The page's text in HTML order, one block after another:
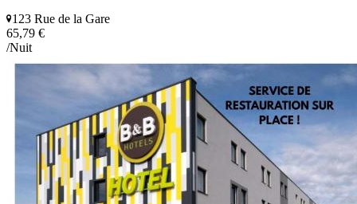
123 Rue de la Gare
65,79 €
/Nuit